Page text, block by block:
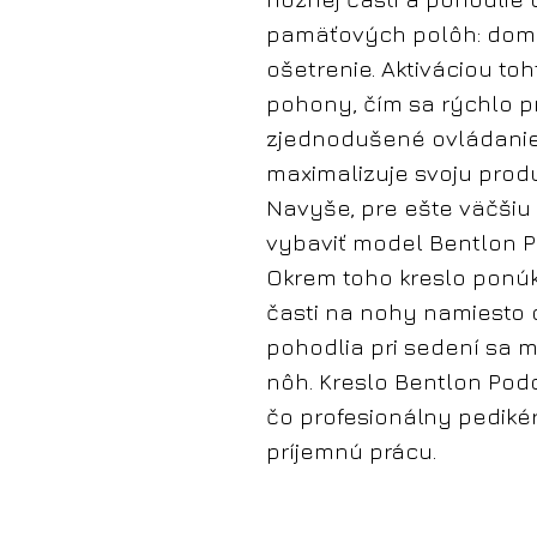
pamäťových polôh:
ošetrenie. Aktiváciou
pohony, čím sa rýchlo
zjednodušené
maximalizuje svoju
Navyše, pre ešte
vybaviť model Bentlon
Okrem toho kreslo
časti na nohy namiesto
pohodlia pri sedení sa
nôh. Kreslo Bentlon
čo profesionálny
príjemnú prácu.